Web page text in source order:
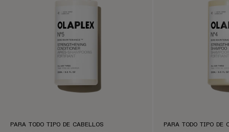
PARA TODO TIPO DE CABELLOS PARA TODO TIPO DE